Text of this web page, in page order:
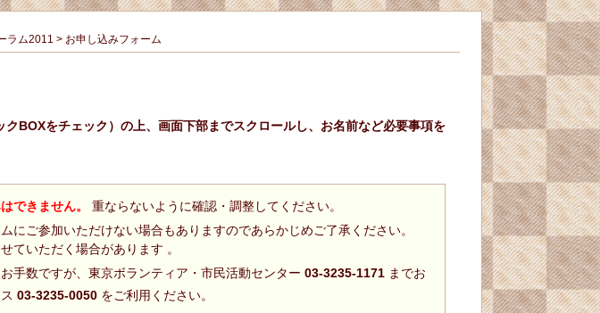
ラム2011 > お申し込みフォーム
BOXをチェック）の上、画面下部までスクロールし、お名前など必要事項を
できません。
重ならないように確認・調整してください。
にご参加いただけない場合もありますのであらかじめご了承ください。
ていただく場合があります 。
手数ですが、東京ボランティア・市民活動センター03-3235-1171 までお
ス03-3235-0050 をご利用ください。